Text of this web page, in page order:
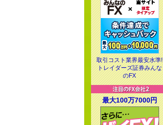
取引コスト業界最安水準!
トレイダーズ証券みんな
のFX
最大100万7000円